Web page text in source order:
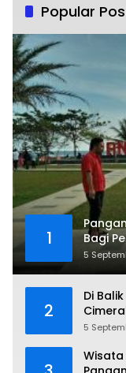
Popular
1
Bagi
5
2
Di
5
Wisata